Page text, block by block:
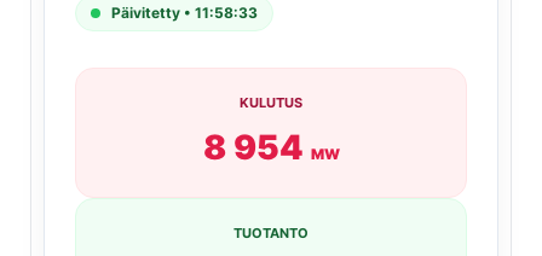
Päivitetty • 11:58:33
KULUTUS
8 954 MW
TUOTANTO